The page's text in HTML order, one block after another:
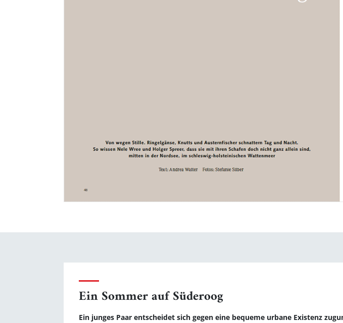
Ein Sommer auf Süderoog
Ein junges Paar entscheidet sich gegen eine bequeme urbane Existenz